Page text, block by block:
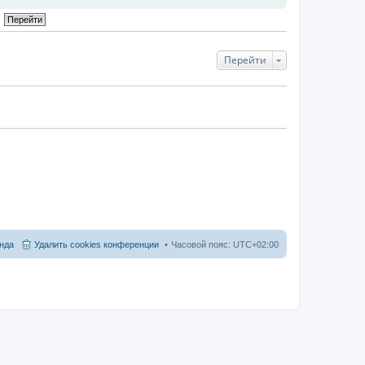
Перейти
Часовой пояс: UTC+02:00
Удалить cookies конференции